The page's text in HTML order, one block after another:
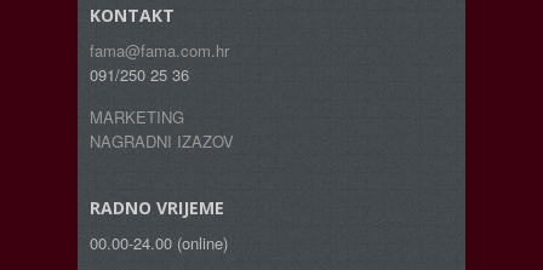
KONTAKT
fama@fama.com.hr
091/250 25 36
MARKETING
NAGRADNI IZAZOV
RADNO VRIJEME
00.00-24.00 (online)